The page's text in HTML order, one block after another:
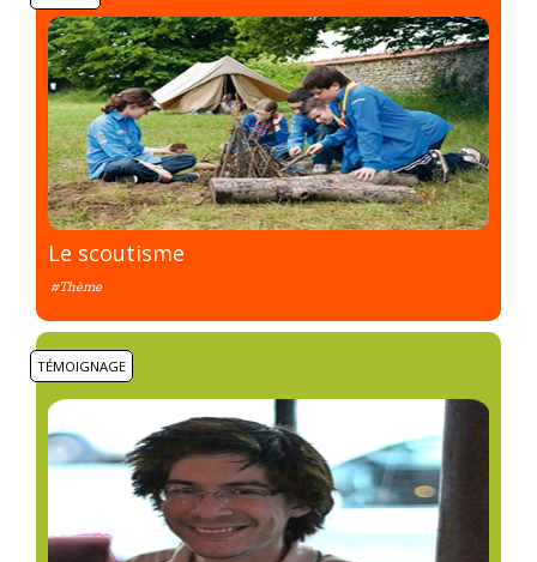
Le scoutisme
#Thème
TÉMOIGNAGE